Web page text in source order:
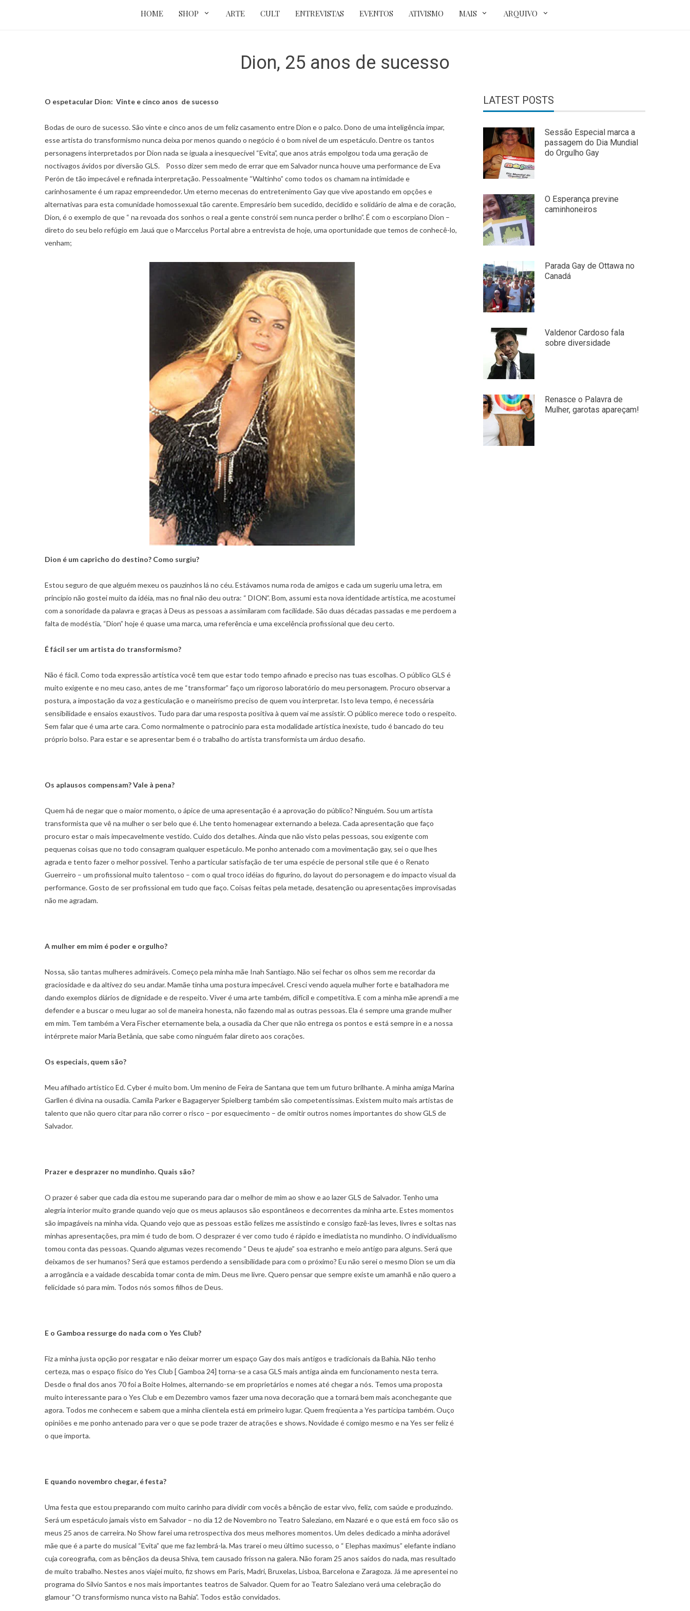
HOME SHOP ARTE CULT ENTREVISTAS EVENTOS ATIVISMO MAIS ARQUIVO
Dion, 25 anos de sucesso
O espetacular Dion: Vinte e cinco anos de sucesso
Bodas de ouro de sucesso. São vinte e cinco anos de um feliz casamento entre Dion e o palco. Dono de uma inteligência impar,
esse artista do transformismo nunca deixa por menos quando o negócio é o bom nível de um espetáculo. Dentre os tantos
personagens interpretados por Dion nada se iguala a inesquecível “Evita”, que anos atrás empolgou toda uma geração de
noctívagos ávidos por diversão GLS. Posso dizer sem medo de errar que em Salvador nunca houve uma performance de Eva
Perón de tão impecável e refinada interpretação. Pessoalmente “Waltinho” como todos os chamam na intimidade e
carinhosamente é um rapaz empreendedor. Um eterno mecenas do entretenimento Gay que vive apostando em opções e
alternativas para esta comunidade homossexual tão carente. Empresário bem sucedido, decidido e solidário de alma e de coração,
Dion, é o exemplo de que “ na revoada dos sonhos o real a gente constrói sem nunca perder o brilho”. É com o escorpiano Dion –
direto do seu belo refúgio em Jauá que o Marccelus Portal abre a entrevista de hoje, uma oportunidade que temos de conhecê-lo,
venham;
Dion é um capricho do destino? Como surgiu?
Estou seguro de que alguém mexeu os pauzinhos lá no céu. Estávamos numa roda de amigos e cada um sugeriu uma letra, em
princípio não gostei muito da idéia, mas no final não deu outra: “ DION”. Bom, assumi esta nova identidade artística, me acostumei
com a sonoridade da palavra e graças à Deus as pessoas a assimilaram com facilidade. São duas décadas passadas e me perdoem a
falta de modéstia, “Dion” hoje é quase uma marca, uma referência e uma excelência profissional que deu certo.
É fácil ser um artista do transformismo?
Não é fácil. Como toda expressão artística você tem que estar todo tempo afinado e preciso nas tuas escolhas. O público GLS é
muito exigente e no meu caso, antes de me “transformar” faço um rigoroso laboratório do meu personagem. Procuro observar a
postura, a impostação da voz a gesticulação e o maneirismo preciso de quem vou interpretar. Isto leva tempo, é necessária
sensibilidade e ensaios exaustivos. Tudo para dar uma resposta positiva à quem vai me assistir. O público merece todo o respeito.
Sem falar que é uma arte cara. Como normalmente o patrocínio para esta modalidade artística inexiste, tudo é bancado do teu
próprio bolso. Para estar e se apresentar bem é o trabalho do artista transformista um árduo desafio.
Os aplausos compensam? Vale à pena?
Quem há de negar que o maior momento, o ápice de uma apresentação é a aprovação do público? Ninguém. Sou um artista
transformista que vê na mulher o ser belo que é. Lhe tento homenagear externando a beleza. Cada apresentação que faço
procuro estar o mais impecavelmente vestido. Cuido dos detalhes. Ainda que não visto pelas pessoas, sou exigente com
pequenas coisas que no todo consagram qualquer espetáculo. Me ponho antenado com a movimentação gay, sei o que lhes
agrada e tento fazer o melhor possível. Tenho a particular satisfação de ter uma espécie de personal stile que é o Renato
Guerreiro – um profissional muito talentoso – com o qual troco idéias do figurino, do layout do personagem e do impacto visual da
performance. Gosto de ser profissional em tudo que faço. Coisas feitas pela metade, desatenção ou apresentações improvisadas
não me agradam.
A mulher em mim é poder e orgulho?
Nossa, são tantas mulheres admiráveis. Começo pela minha mãe Inah Santiago. Não sei fechar os olhos sem me recordar da
graciosidade e da altivez do seu andar. Mamãe tinha uma postura impecável. Cresci vendo aquela mulher forte e batalhadora me
dando exemplos diários de dignidade e de respeito. Viver é uma arte também, difícil e competitiva. E com a minha mãe aprendi a me
defender e a buscar o meu lugar ao sol de maneira honesta, não fazendo mal as outras pessoas. Ela é sempre uma grande mulher
em mim. Tem também a Vera Fischer eternamente bela, a ousadia da Cher que não entrega os pontos e está sempre in e a nossa
intérprete maior Maria Betânia, que sabe como ninguém falar direto aos corações.
Os especiais, quem são?
Meu afilhado artístico Ed. Cyber é muito bom. Um menino de Feira de Santana que tem um futuro brilhante. A minha amiga Marina
Garllen é divina na ousadia. Camila Parker e Bagageryer Spielberg também são competentíssimas. Existem muito mais artistas de
talento que não quero citar para não correr o risco – por esquecimento – de omitir outros nomes importantes do show GLS de
Salvador.
Prazer e desprazer no mundinho. Quais são?
O prazer é saber que cada dia estou me superando para dar o melhor de mim ao show e ao lazer GLS de Salvador. Tenho uma
alegria interior muito grande quando vejo que os meus aplausos são espontâneos e decorrentes da minha arte. Estes momentos
são impagáveis na minha vida. Quando vejo que as pessoas estão felizes me assistindo e consigo fazê-las leves, livres e soltas nas
minhas apresentações, pra mim é tudo de bom. O desprazer é ver como tudo é rápido e imediatista no mundinho. O individualismo
tomou conta das pessoas. Quando algumas vezes recomendo “ Deus te ajude” soa estranho e meio antigo para alguns. Será que
deixamos de ser humanos? Será que estamos perdendo a sensibilidade para com o próximo? Eu não serei o mesmo Dion se um dia
a arrogância e a vaidade descabida tomar conta de mim. Deus me livre. Quero pensar que sempre existe um amanhã e não quero a
felicidade só para mim. Todos nós somos filhos de Deus.
E o Gamboa ressurge do nada com o Yes Club?
Fiz a minha justa opção por resgatar e não deixar morrer um espaço Gay dos mais antigos e tradicionais da Bahia. Não tenho
certeza, mas o espaço físico do Yes Club [ Gamboa 24] torna-se a casa GLS mais antiga ainda em funcionamento nesta terra.
Desde o final dos anos 70 foi a Boite Holmes, alternando-se em proprietários e nomes até chegar a nós. Temos uma proposta
muito interessante para o Yes Club e em Dezembro vamos fazer uma nova decoração que a tornará bem mais aconchegante que
agora. Todos me conhecem e sabem que a minha clientela está em primeiro lugar. Quem freqüenta a Yes participa também. Ouço
opiniões e me ponho antenado para ver o que se pode trazer de atrações e shows. Novidade é comigo mesmo e na Yes ser feliz é
o que importa.
E quando novembro chegar, é festa?
Uma festa que estou preparando com muito carinho para dividir com vocês a bênção de estar vivo, feliz, com saúde e produzindo.
Será um espetáculo jamais visto em Salvador – no dia 12 de Novembro no Teatro Saleziano, em Nazaré e o que está em foco são os
meus 25 anos de carreira. No Show farei uma retrospectiva dos meus melhores momentos. Um deles dedicado a minha adorável
mãe que é a parte do musical “Evita” que me faz lembrá-la. Mas trarei o meu último sucesso, o “ Elephas maximus” elefante indiano
cuja coreografia, com as bênçãos da deusa Shiva, tem causado frisson na galera. Não foram 25 anos saídos do nada, mas resultado
de muito trabalho. Nestes anos viajei muito, fiz shows em Paris, Madri, Bruxelas, Lisboa, Barcelona e Zaragoza. Já me apresentei no
programa do Silvio Santos e nos mais importantes teatros de Salvador. Quem for ao Teatro Saleziano verá uma celebração do
glamour “O transformismo nunca visto na Bahia”. Todos estão convidados.
LATEST POSTS
Sessão Especial marca a
passagem do Dia Mundial
do Orgulho Gay
O Esperança previne
caminhoneiros
Parada Gay de Ottawa no
Canadá
Valdenor Cardoso fala
sobre diversidade
Renasce o Palavra de
Mulher, garotas apareçam!